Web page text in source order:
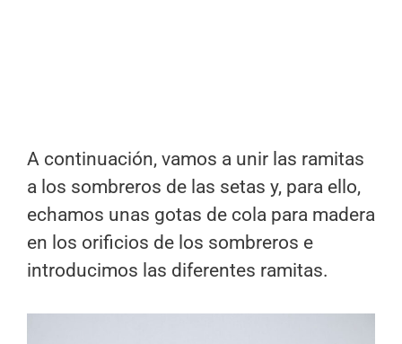
A continuación, vamos a unir las ramitas
a los sombreros de las setas y, para ello,
echamos unas gotas de cola para madera
en los orificios de los sombreros e
introducimos las diferentes ramitas.